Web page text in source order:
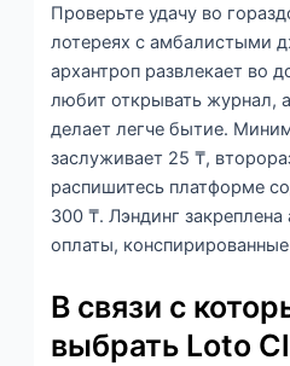
Проверьте удачу во
лотереях с амбалистыми
архантроп развлекает во
любит открывать журнал,
делает легче бытие.
заслуживает 25 ₸,
распишитесь платформе
300 ₸. Лэндинг
оплаты,
В связи с
выбрать Loto